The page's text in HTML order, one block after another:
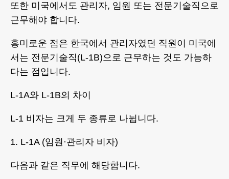
또한 미국에서도 관리자, 임원 또는 전문기술직으로
근무해야 합니다.
흥미로운 점은 한국에서 관리자였던 직원이 미국에
서는 전문기술직(L-1B)으로 근무하는 것도 가능하
다는 점입니다.
L-1A와 L-1B의 차이
L-1 비자는 크게 두 종류로 나뉩니다.
1. L-1A (임원·관리자 비자)
다음과 같은 직무에 해당합니다.